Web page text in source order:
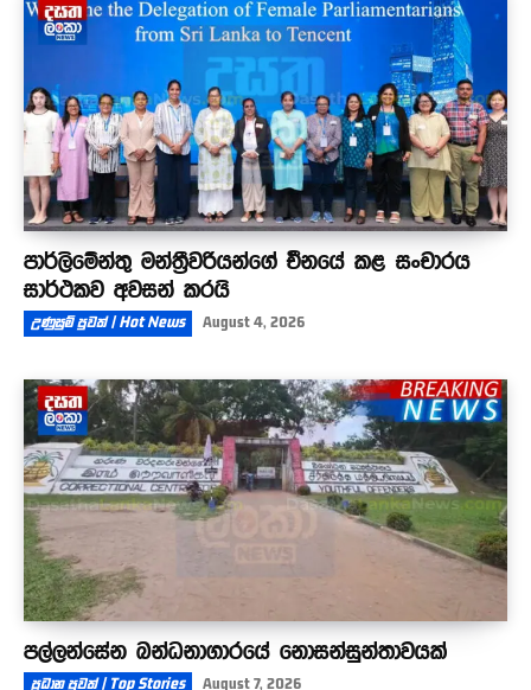
පාර්ලිමේන්තු මන්ත්‍රීවරියන්ගේ චීනයේ කළ සංචාරය
සාර්ථකව අවසන් කරයි
උණුසුම් පුවත් | Hot News August 4, 2026
පල්ලන්සේන බන්ධනාගාරයේ නොසන්සුන්තාවයක්
ප්‍රධාන පුවත් | Top Stories August 7, 2026